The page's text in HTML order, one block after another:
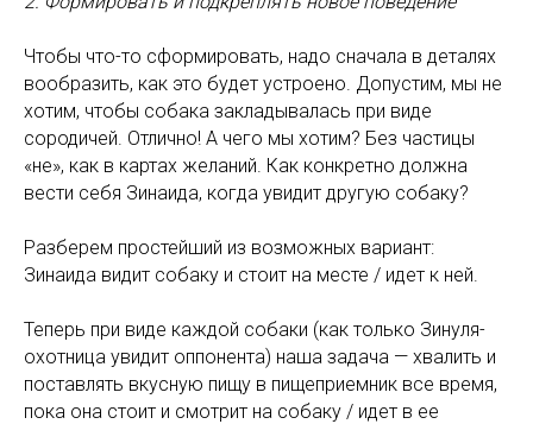
Чтобы что-то сформировать, надо сначала в деталях
вообразить, как это будет устроено. Допустим, мы не
хотим, чтобы собака закладывалась при виде
сородичей. Отлично! А чего мы хотим? Без частицы
«не», как в картах желаний. Как конкретно должна
вести себя Зинаида, когда увидит другую собаку?
Разберем простейший из возможных вариант:
Зинаида видит собаку и стоит на месте / идет к ней.
Теперь при виде каждой собаки (как только Зинуля-
охотница увидит оппонента) наша задача — хвалить и
поставлять вкусную пищу в пищеприемник все время,
пока она стоит и смотрит на собаку / идет в ее